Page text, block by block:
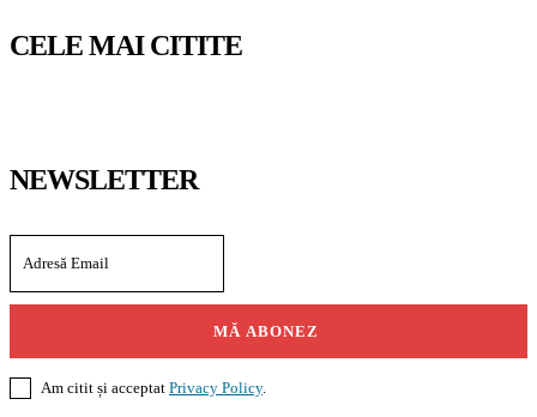
CELE MAI CITITE
NEWSLETTER
MĂ ABONEZ
Am citit și acceptat Privacy Policy.